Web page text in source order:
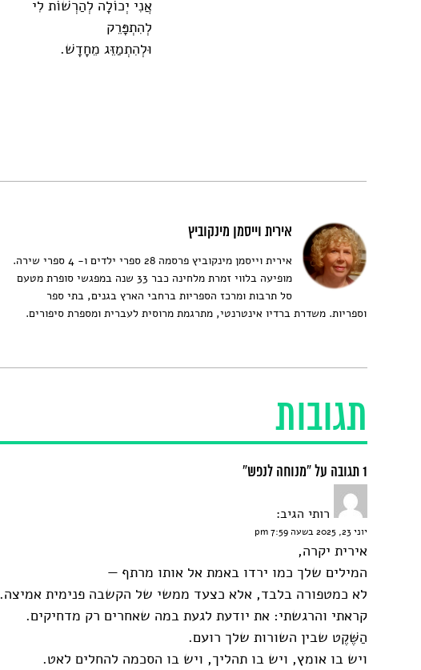
אֲנִי יְכוֹלָה לְהַרְשׁוֹת לִי
לְהִתְפָּרֵק
וּלְהִתְמַזֵּג מֵחָדָשׁ.
אירית וייסמן מינקוביץ
אירית וייסמן מינקוביץ פרסמה 28 ספרי ילדים ו- 4 ספרי שירה.
מופיעה בלווי זמרת מלחינה כבר 33 שנה במפגשי סופרת מטעם
סל תרבות ומרכז הספריות ברחבי הארץ בגנים, בתי ספר
וספריות. משדרת ברדיו אינטרנטי, מתרגמת מרוסית לעברית ומספרת סיפורים.
תגובות
1 תגובה על “מנוחה לנפש”
רותי הגיב:
יוני 23, 2025 בשעה 7:59 pm
אירית יקרה,
המילים שלך כמו ירדו באמת אל אותו מרתף —
לא כמטפורה בלבד, אלא כצעד ממשי של הקשבה פנימית אמיצה.
קראתי והרגשתי: את יודעת לגעת במה שאחרים רק מדחיקים.
הַשֶּׁקֶט שבין השורות שלך רועם.
ויש בו אומץ, ויש בו תהליך, ויש בו הסכמה להחלים לאט.